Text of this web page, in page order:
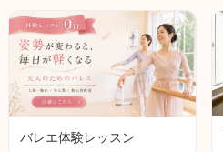
バレエ体験レッスン